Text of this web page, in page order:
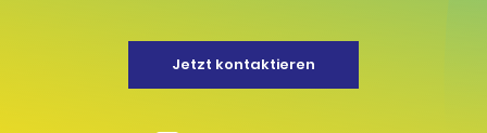
Jetzt kontaktieren